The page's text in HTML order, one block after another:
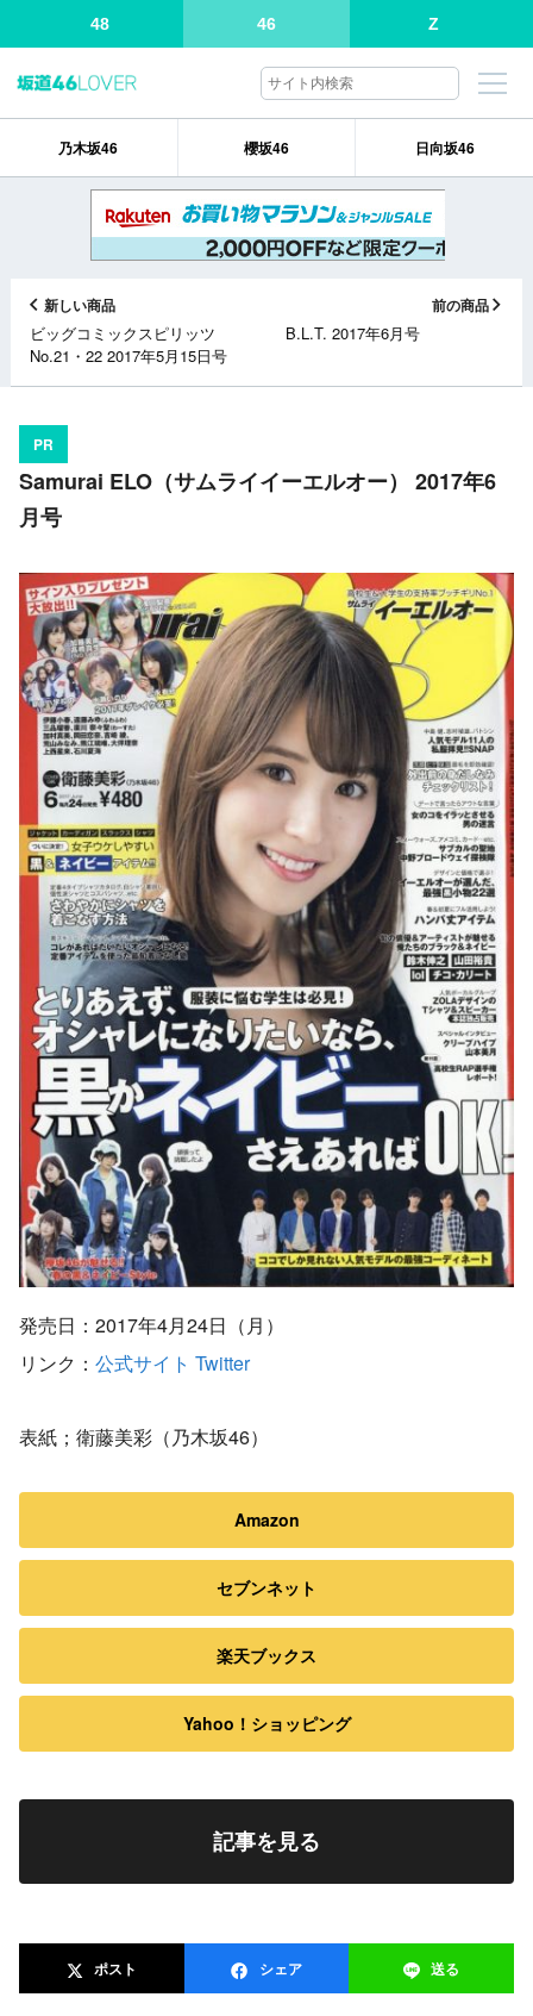
48 46 Z
乃木坂46 櫻坂46 日向坂46
新しい商品
ビッグコミックスピリッツ
No.21・22 2017年5月15日号
前の商品
B.L.T. 2017年6月号
PR
Samurai ELO（サムライイーエルオー） 2017年6
月号
発売日：2017年4月24日（月）
リンク： 公式サイト Twitter
表紙；衛藤美彩（乃木坂46）
Amazon
セブンネット
楽天ブックス
Yahoo！ショッピング
記事を見る
ポスト シェア 送る